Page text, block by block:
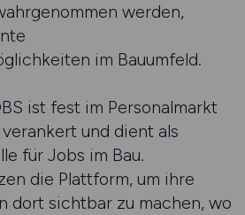
werden,
im Bauumfeld.
ist fest im Personalmarkt
und dient als
für Jobs im Bau.
die Plattform, um ihre
dort sichtbar zu machen, wo